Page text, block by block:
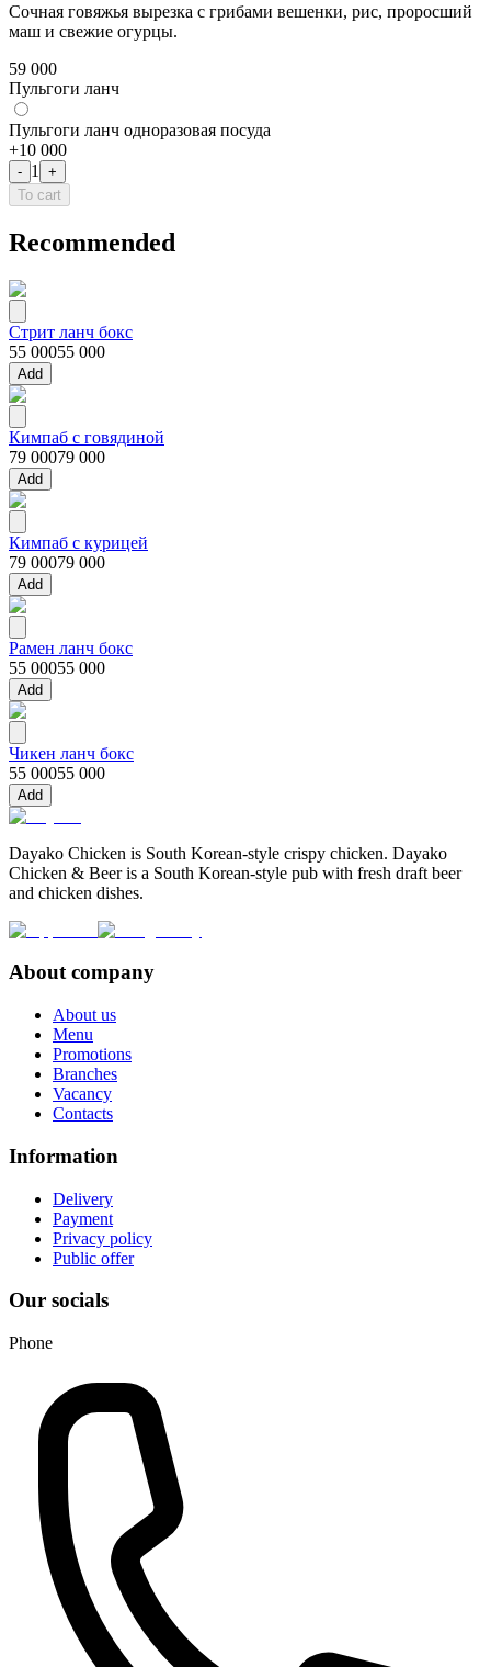
Сочная говяжья вырезка с грибами вешенки, рис, проросший
маш и свежие огурцы.
59 000
Пульгоги ланч
Пульгоги ланч одноразовая посуда
+10 000
- 1
+
To cart
Recommended
Стрит ланч бокс
55 00055 000
Add
Кимпаб с говядиной
79 00079 000
Add
Кимпаб с курицей
79 00079 000
Add
Рамен ланч бокс
55 00055 000
Add
Чикен ланч бокс
55 00055 000
Add
Dayako Chicken is South Korean-style crispy chicken. Dayako
Chicken & Beer is a South Korean-style pub with fresh draft beer
and chicken dishes.
About company
About us
Menu
Promotions
Branches
Vacancy
Contacts
Information
Delivery
Payment
Privacy policy
Public offer
Our socials
Phone